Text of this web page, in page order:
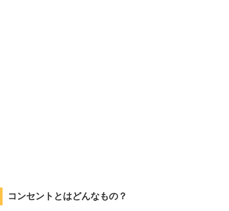
コンセントとはどんなもの？